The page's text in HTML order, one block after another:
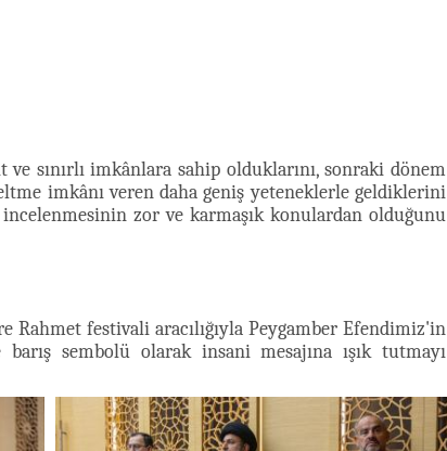
sınırlı imkânlara sahip olduklarını, sonraki dönem
imkânı veren daha geniş yeteneklerle geldiklerini
zor ve karmaşık konulardan olduğunu
Rahmet festivali aracılığıyla Peygamber Efendimiz'in
sembolü olarak insani mesajına ışık tutmayı